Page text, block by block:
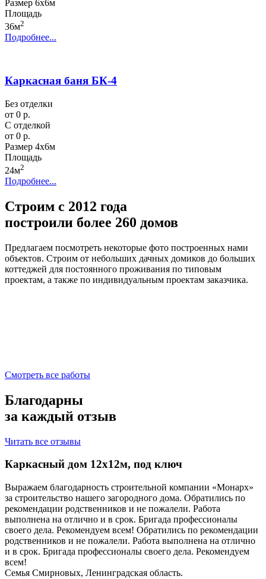
Размер 6х6м
Площадь
36м2
Подробнее...
Каркасная баня БК-4
Без отделки
от 0 р.
С отделкой
от 0 р.
Размер 4х6м
Площадь
24м2
Подробнее...
Строим с 2012 года
построили более 260 домов
Предлагаем посмотреть некоторые фото построенных нами
объектов. Строим от небольших дачных домиков до больших
коттеджей для постоянного проживания по типовым
проектам, а также по индивидуальным проектам заказчика.
Смотреть все работы
Благодарны
за каждый отзыв
Читать все отзывы
Каркасный дом 12х12м, под ключ
Выражаем благодарность строительной компании «Монарх»
за строительство нашего загородного дома. Обратились по
рекомендации родственников и не пожалели. Работа
выполнена на отлично и в срок. Бригада профессионалы
своего дела. Рекомендуем всем! Обратились по рекомендации
родственников и не пожалели. Работа выполнена на отлично
и в срок. Бригада профессионалы своего дела. Рекомендуем
всем!
Семья Смирновых, Ленинградская область.